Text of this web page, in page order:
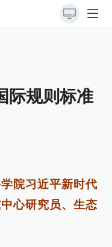
际规则标准
院习近平新时代
心研究员、生态